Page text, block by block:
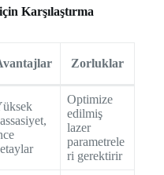
Karşılaştırma
Zorluklar
Optimize
edilmiş
lazer
parametrele
ri gerektirir